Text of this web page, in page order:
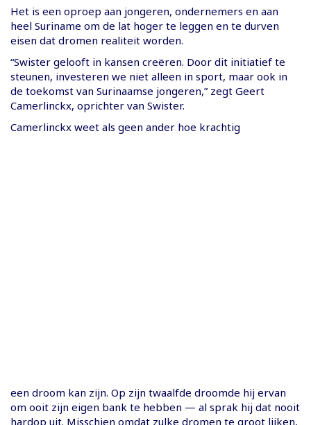
Het is een oproep aan jongeren, ondernemers en aan
heel Suriname om de lat hoger te leggen en te durven
eisen dat dromen realiteit worden.
“Swister gelooft in kansen creëren. Door dit initiatief te
steunen, investeren we niet alleen in sport, maar ook in
de toekomst van Surinaamse jongeren,” zegt Geert
Camerlinckx, oprichter van Swister.
Camerlinckx weet als geen ander hoe krachtig
een droom kan zijn. Op zijn twaalfde droomde hij ervan
om ooit zijn eigen bank te hebben — al sprak hij dat nooit
hardop uit. Misschien omdat zulke dromen te groot lijken,